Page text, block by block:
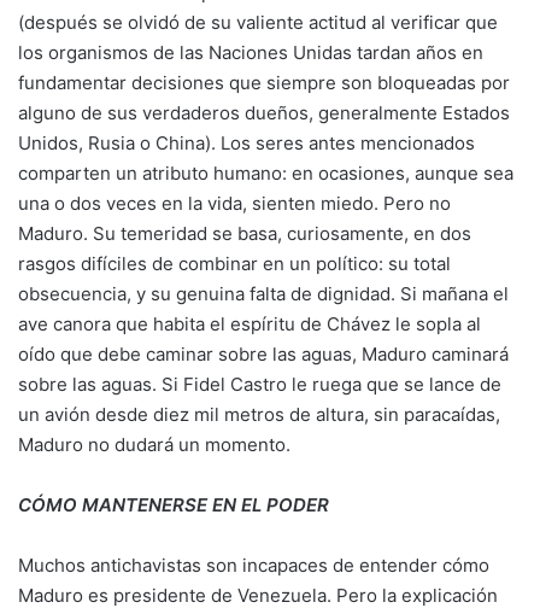
(después se olvidó de su valiente actitud al verificar que
los organismos de las Naciones Unidas tardan años en
fundamentar decisiones que siempre son bloqueadas por
alguno de sus verdaderos dueños, generalmente Estados
Unidos, Rusia o China). Los seres antes mencionados
comparten un atributo humano: en ocasiones, aunque sea
una o dos veces en la vida, sienten miedo. Pero no
Maduro. Su temeridad se basa, curiosamente, en dos
rasgos difíciles de combinar en un político: su total
obsecuencia, y su genuina falta de dignidad. Si mañana el
ave canora que habita el espíritu de Chávez le sopla al
oído que debe caminar sobre las aguas, Maduro caminará
sobre las aguas. Si Fidel Castro le ruega que se lance de
un avión desde diez mil metros de altura, sin paracaídas,
Maduro no dudará un momento.
CÓMO MANTENERSE EN EL PODER
Muchos antichavistas son incapaces de entender cómo
Maduro es presidente de Venezuela. Pero la explicación